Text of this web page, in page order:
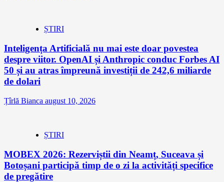
ȘTIRI
Inteligența Artificială nu mai este doar povestea
despre viitor. OpenAI și Anthropic conduc Forbes AI
50 și au atras împreună investiții de 242,6 miliarde
de dolari
Țîrlă Bianca august 10, 2026
ȘTIRI
MOBEX 2026: Rezerviștii din Neamț, Suceava și
Botoșani participă timp de o zi la activități specifice
de pregătire